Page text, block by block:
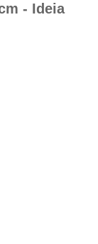
- Ideia